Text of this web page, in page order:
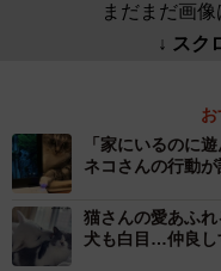
まだまだ画像
↓ スク
「家にいるのに
ネコさんの行動
猫さんの愛あふ
犬も白目…仲良し